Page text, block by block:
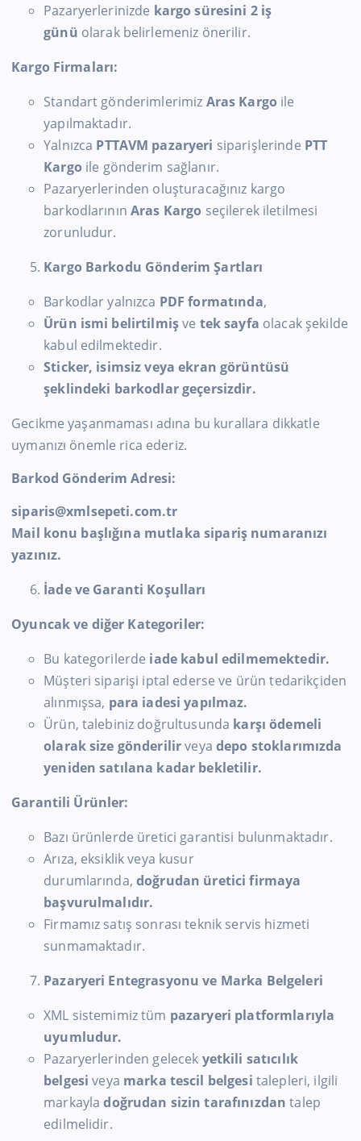
Pazaryerlerinizde kargo süresini 2 iş
günü olarak belirlemeniz önerilir.
Kargo Firmaları:
Standart gönderimlerimiz Aras Kargo ile
yapılmaktadır.
Yalnızca PTTAVM pazaryeri siparişlerinde PTT
Kargo ile gönderim sağlanır.
Pazaryerlerinden oluşturacağınız kargo
barkodlarınınAras Kargo seçilerek iletilmesi
zorunludur.
Kargo Barkodu Gönderim Şartları
Barkodlar yalnızca PDF formatında,
Ürün ismi belirtilmişve tek sayfa olacak şekilde
kabul edilmektedir.
Sticker, isimsiz veya ekran görüntüsü
şeklindeki barkodlar geçersizdir.
Gecikme yaşanmaması adına bu kurallara dikkatle
uymanızı önemle rica ederiz.
Barkod Gönderim Adresi:
siparis@xmlsepeti.com.tr
Mail konu başlığına mutlaka sipariş numaranızı
yazınız.
İade ve Garanti Koşulları
Oyuncak ve diğer Kategoriler:
Bu kategorilerde iade kabul edilmemektedir.
Müşteri siparişi iptal ederse ve ürün tedarikçiden
alınmışsa, para iadesi yapılmaz.
Ürün, talebiniz doğrultusunda karşı ödemeli
olarak size gönderilirveyadepo stoklarımızda
yeniden satılana kadar bekletilir.
Garantili Ürünler:
Bazı ürünlerde üretici garantisi bulunmaktadır.
Arıza, eksiklik veya kusur
durumlarında,doğrudan üretici firmaya
başvurulmalıdır.
Firmamız satış sonrası teknik servis hizmeti
sunmamaktadır.
Pazaryeri Entegrasyonu ve Marka Belgeleri
XML sistemimiz tüm pazaryeri platformlarıyla
uyumludur.
Pazaryerlerinden gelecek yetkili satıcılık
belgesi veya marka tescil belgesi talepleri, ilgili
markayladoğrudan sizin tarafınızdan talep
edilmelidir.